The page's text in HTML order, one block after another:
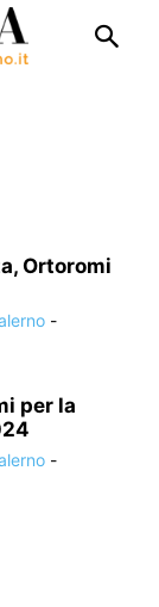
Ortoromi
-
per la
-